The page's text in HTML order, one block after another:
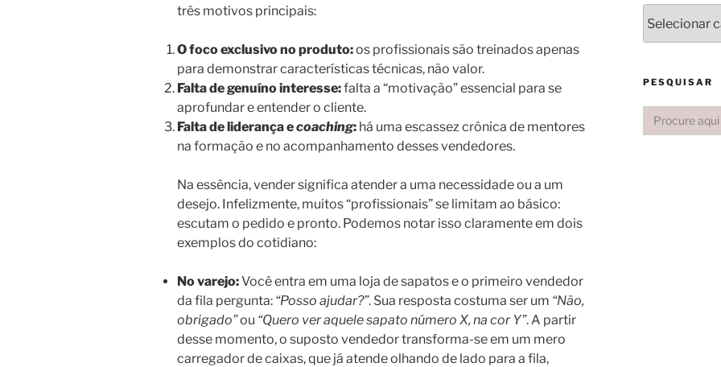
três motivos principais:
O foco exclusivo no produto:os profissionais são treinados apenas
para demonstrar características técnicas, não valor.
Falta de genuíno interesse:falta a “motivação” essencial para se
aprofundar e entender o cliente.
Falta de liderança ecoaching: há uma escassez crônica de mentores
na formação e no acompanhamento desses vendedores.
Na essência, vender significa atender a uma necessidade ou a um
desejo. Infelizmente, muitos “profissionais” se limitam ao básico:
escutam o pedido e pronto. Podemos notar isso claramente em dois
exemplos do cotidiano:
No varejo:Você entra em uma loja de sapatos e o primeiro vendedor
da fila pergunta: “Posso ajudar?”. Sua resposta costuma ser um “Não,
obrigado”ou “Quero ver aquele sapato número X, na cor Y”. A partir
desse momento, o suposto vendedor transforma-se em um mero
carregador de caixas, que já atende olhando de lado para a fila,
PESQUISAR
Search
for: